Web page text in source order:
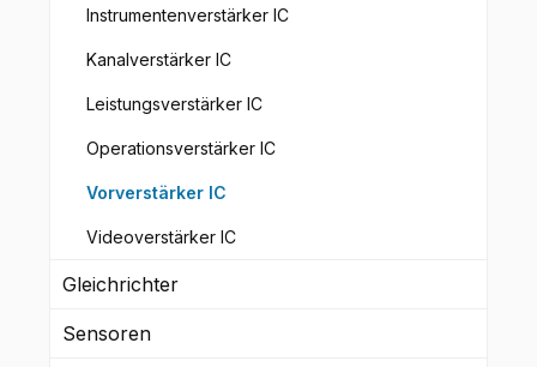
Instrumentenverstärker IC
Kanalverstärker IC
Leistungsverstärker IC
Operationsverstärker IC
Vorverstärker IC
Videoverstärker IC
Gleichrichter
Sensoren